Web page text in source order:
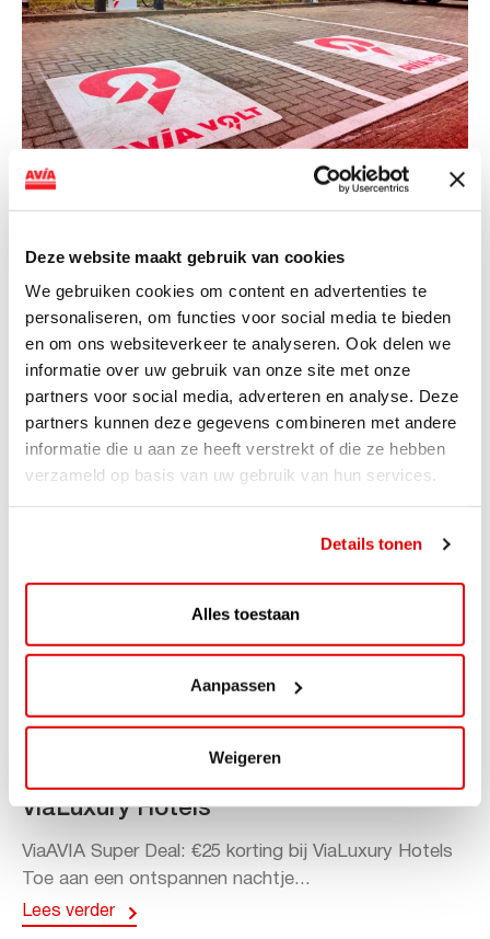
Deze website maakt gebruik van cookies
We gebruiken cookies om content en advertenties te
personaliseren, om functies voor social media te bieden
en om ons websiteverkeer te analyseren. Ook delen we
informatie over uw gebruik van onze site met onze
partners voor social media, adverteren en analyse. Deze
partners kunnen deze gegevens combineren met andere
informatie die u aan ze heeft verstrekt of die ze hebben
verzameld op basis van uw gebruik van hun services.
Details tonen
Alles toestaan
Aanpassen
Weigeren
NIEUWS
landelijke uitrol van DC-
snellaadinfrastructuur
AVIA VOLT en Fletcher Hotels starten landelijke uitrol
van DC-snellaadinfrastructuur AVIA VOLT en...
Lees verder
ViaLuxury Hotels
ViaAVIA Super Deal: €25 korting bij ViaLuxury Hotels
Toe aan een ontspannen nachtje...
Lees verder